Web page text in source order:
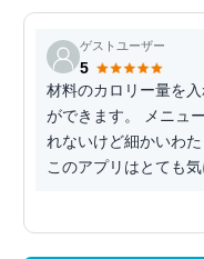
ゲストユーザー
5
材料のカロリー量を
ができます。 メニュ
れないけど細かいわ
このアプリはとても